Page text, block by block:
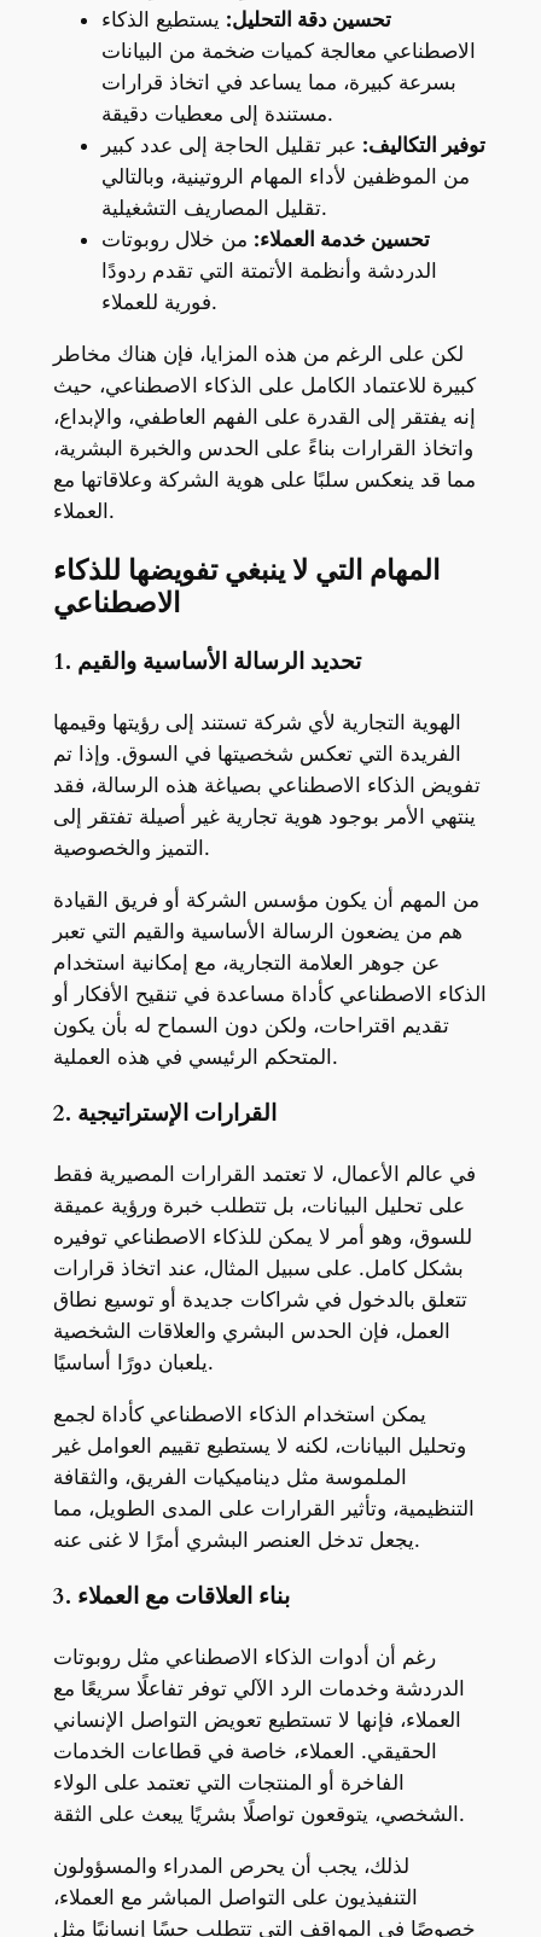
تحسين دقة التحليل: يستطيع الذكاء
الاصطناعي معالجة كميات ضخمة من البيانات
بسرعة كبيرة، مما يساعد في اتخاذ قرارات
مستندة إلى معطيات دقيقة.
توفير التكاليف: عبر تقليل الحاجة إلى عدد كبير
من الموظفين لأداء المهام الروتينية، وبالتالي
تقليل المصاريف التشغيلية.
تحسين خدمة العملاء: من خلال روبوتات
الدردشة وأنظمة الأتمتة التي تقدم ردودًا
فورية للعملاء.
لكن على الرغم من هذه المزايا، فإن هناك مخاطر
كبيرة للاعتماد الكامل على الذكاء الاصطناعي، حيث
إنه يفتقر إلى القدرة على الفهم العاطفي، والإبداع،
واتخاذ القرارات بناءً على الحدس والخبرة البشرية،
مما قد ينعكس سلبًا على هوية الشركة وعلاقاتها مع
العملاء.
المهام التي لا ينبغي تفويضها للذكاء
الاصطناعي
1. تحديد الرسالة الأساسية والقيم
الهوية التجارية لأي شركة تستند إلى رؤيتها وقيمها
الفريدة التي تعكس شخصيتها في السوق. وإذا تم
تفويض الذكاء الاصطناعي بصياغة هذه الرسالة، فقد
ينتهي الأمر بوجود هوية تجارية غير أصيلة تفتقر إلى
التميز والخصوصية.
من المهم أن يكون مؤسس الشركة أو فريق القيادة
هم من يضعون الرسالة الأساسية والقيم التي تعبر
عن جوهر العلامة التجارية، مع إمكانية استخدام
الذكاء الاصطناعي كأداة مساعدة في تنقيح الأفكار أو
تقديم اقتراحات، ولكن دون السماح له بأن يكون
المتحكم الرئيسي في هذه العملية.
2. القرارات الإستراتيجية
في عالم الأعمال، لا تعتمد القرارات المصيرية فقط
على تحليل البيانات، بل تتطلب خبرة ورؤية عميقة
للسوق، وهو أمر لا يمكن للذكاء الاصطناعي توفيره
بشكل كامل. على سبيل المثال، عند اتخاذ قرارات
تتعلق بالدخول في شراكات جديدة أو توسيع نطاق
العمل، فإن الحدس البشري والعلاقات الشخصية
يلعبان دورًا أساسيًا.
يمكن استخدام الذكاء الاصطناعي كأداة لجمع
وتحليل البيانات، لكنه لا يستطيع تقييم العوامل غير
الملموسة مثل ديناميكيات الفريق، والثقافة
التنظيمية، وتأثير القرارات على المدى الطويل، مما
يجعل تدخل العنصر البشري أمرًا لا غنى عنه.
3. بناء العلاقات مع العملاء
رغم أن أدوات الذكاء الاصطناعي مثل روبوتات
الدردشة وخدمات الرد الآلي توفر تفاعلًا سريعًا مع
العملاء، فإنها لا تستطيع تعويض التواصل الإنساني
الحقيقي. العملاء، خاصة في قطاعات الخدمات
الفاخرة أو المنتجات التي تعتمد على الولاء
الشخصي، يتوقعون تواصلًا بشريًا يبعث على الثقة.
لذلك، يجب أن يحرص المدراء والمسؤولون
التنفيذيون على التواصل المباشر مع العملاء،
خصوصًا في المواقف التي تتطلب حسًا إنسانيًا مثل